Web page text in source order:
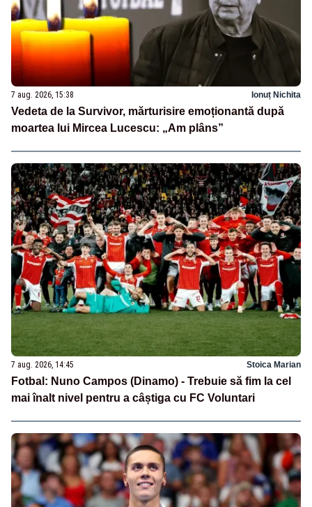
7 aug. 2026, 15:38 Ionuț Nichita
Vedeta de la Survivor, mărturisire emoționantă după
moartea lui Mircea Lucescu: „Am plâns”
7 aug. 2026, 14:45 Stoica Marian
Fotbal: Nuno Campos (Dinamo) - Trebuie să fim la cel
mai înalt nivel pentru a câștiga cu FC Voluntari